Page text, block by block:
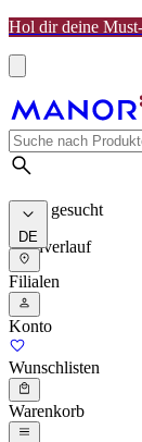
Hol dir deine
Meist gesucht
Suchverlauf
DE
Filialen
Konto
Wunschlisten
Warenkorb